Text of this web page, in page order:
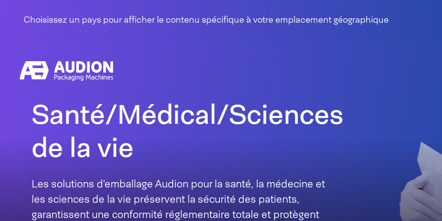
Choisissez un pays pour afficher le contenu spécifique à votre emplacement géographique
Santé/Médical/Sciences
de la vie
Les solutions d'emballage Audion pour la santé, la médecine et
les sciences de la vie préservent la sécurité des patients,
garantissent une conformité réglementaire totale et protègent